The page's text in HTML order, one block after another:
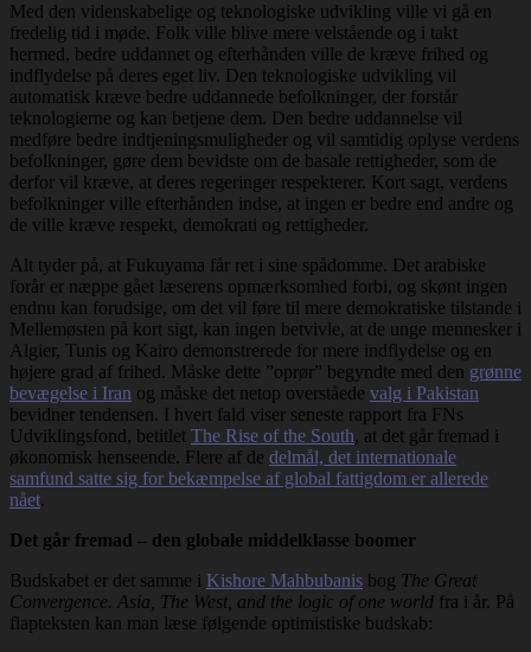
Med den videnskabelige og teknologiske udvikling ville vi gå en
fredelig tid i møde. Folk ville blive mere velstående og i takt
hermed, bedre uddannet og efterhånden ville de kræve frihed og
indflydelse på deres eget liv. Den teknologiske udvikling vil
automatisk kræve bedre uddannede befolkninger, der forstår
teknologierne og kan betjene dem. Den bedre uddannelse vil
medføre bedre indtjeningsmuligheder og vil samtidig oplyse verdens
befolkninger, gøre dem bevidste om de basale rettigheder, som de
derfor vil kræve, at deres regeringer respekterer. Kort sagt, verdens
befolkninger ville efterhånden indse, at ingen er bedre end andre og
de ville kræve respekt, demokrati og rettigheder.
Alt tyder på, at Fukuyama får ret i sine spådomme. Det arabiske
forår er næppe gået læserens opmærksomhed forbi, og skønt ingen
endnu kan forudsige, om det vil føre til mere demokratiske tilstande i
Mellemøsten på kort sigt, kan ingen betvivle, at de unge mennesker i
Algier, Tunis og Kairo demonstrerede for mere indflydelse og en
højere grad af frihed. Måske dette ”oprør” begyndte med den grønne
bevægelse i Iran og måske det netop overståede valg i Pakistan
bevidner tendensen. I hvert fald viser seneste rapport fra FNs
Udviklingsfond, betitlet The Rise of the South, at det går fremad i
økonomisk henseende. Flere af de delmål, det internationale
samfund satte sig for bekæmpelse af global fattigdom er allerede
nået.
Det går fremad – den globale middelklasse boomer
Budskabet er det samme i Kishore Mahbubanis bog The Great
Convergence. Asia, The West, and the logic of one world fra i år. På
flapteksten kan man læse følgende optimistiske budskab: